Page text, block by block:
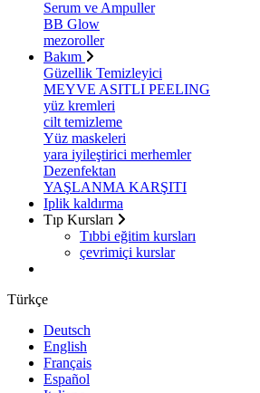
Serum ve Ampuller
BB Glow
mezoroller
Bakım
Güzellik Temizleyici
MEYVE ASITLI PEELING
yüz kremleri
cilt temizleme
Yüz maskeleri
yara iyileştirici merhemler
Dezenfektan
YAŞLANMA KARŞITI
Iplik kaldırma
Tıp Kursları
Tıbbi eğitim kursları
çevrimiçi kurslar
Türkçe
Deutsch
English
Français
Español